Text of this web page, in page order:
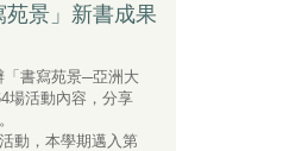
景」新書成果
「書寫苑景─亞洲大
場活動內容，分享
動，本學期邁入第